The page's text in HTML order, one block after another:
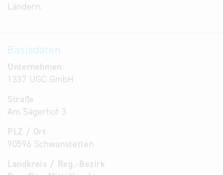
Ländern.
Basisdaten
Unternehmen
1337 UGC GmbH
Straße
Am Sägerhof 3
PLZ / Ort
90596 Schwanstetten
Landkreis / Reg.-Bezirk